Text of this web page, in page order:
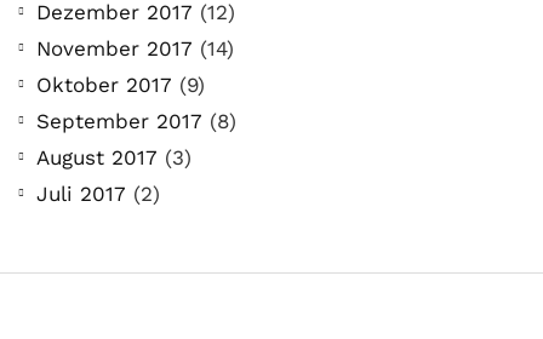
Dezember 2017 (12)
November 2017 (14)
Oktober 2017 (9)
September 2017 (8)
August 2017 (3)
Juli 2017 (2)